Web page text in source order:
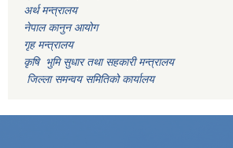
अर्थ मन्त्रालय
नेपाल कानुन आयोग
गृह मन्त्रालय
कृषि भुमि सुधार तथा सहकारी मन्त्रालय
जिल्ला समन्वय समितिको कार्यालय